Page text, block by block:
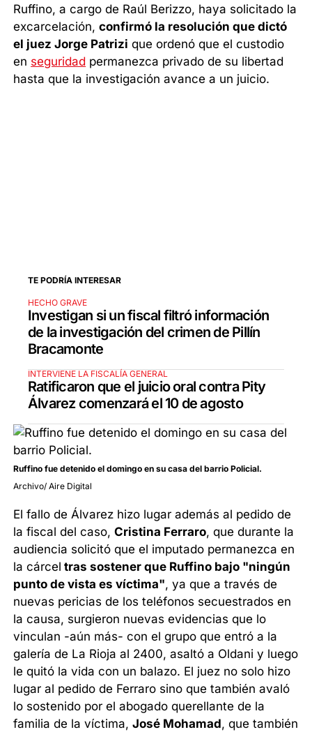
Ruffino, a cargo de Raúl Berizzo, haya solicitado la
excarcelación,confirmó la resolución que dictó
el juez Jorge Patrizi que ordenó que el custodio
en seguridad permanezca privado de su libertad
hasta que la investigación avance a un juicio.
TE PODRÍA INTERESAR
HECHO GRAVE
Investigan si un fiscal filtró información
de la investigación del crimen de Pillín
Bracamonte
INTERVIENE LA FISCALÍA GENERAL
Ratificaron que el juicio oral contra Pity
Álvarez comenzará el 10 de agosto
Ruffino fue detenido el domingo en su casa del barrio Policial.
Archivo/ Aire Digital
El fallo de Álvarez hizo lugar además al pedido de
la fiscal del caso,Cristina Ferraro, que durante la
audiencia solicitó que el imputado permanezca en
la cárcel tras sostener que Ruffino bajo "ningún
punto de vista es víctima", ya que a través de
nuevas pericias de los teléfonos secuestrados en
la causa, surgieron nuevas evidencias que lo
vinculan -aún más- con el grupo que entró a la
galería de La Rioja al 2400, asaltó a Oldani y luego
le quitó la vida con un balazo. El juez no solo hizo
lugar al pedido de Ferraro sino que también avaló
lo sostenido por el abogado querellante de la
familia de la víctima,José Mohamad, que también